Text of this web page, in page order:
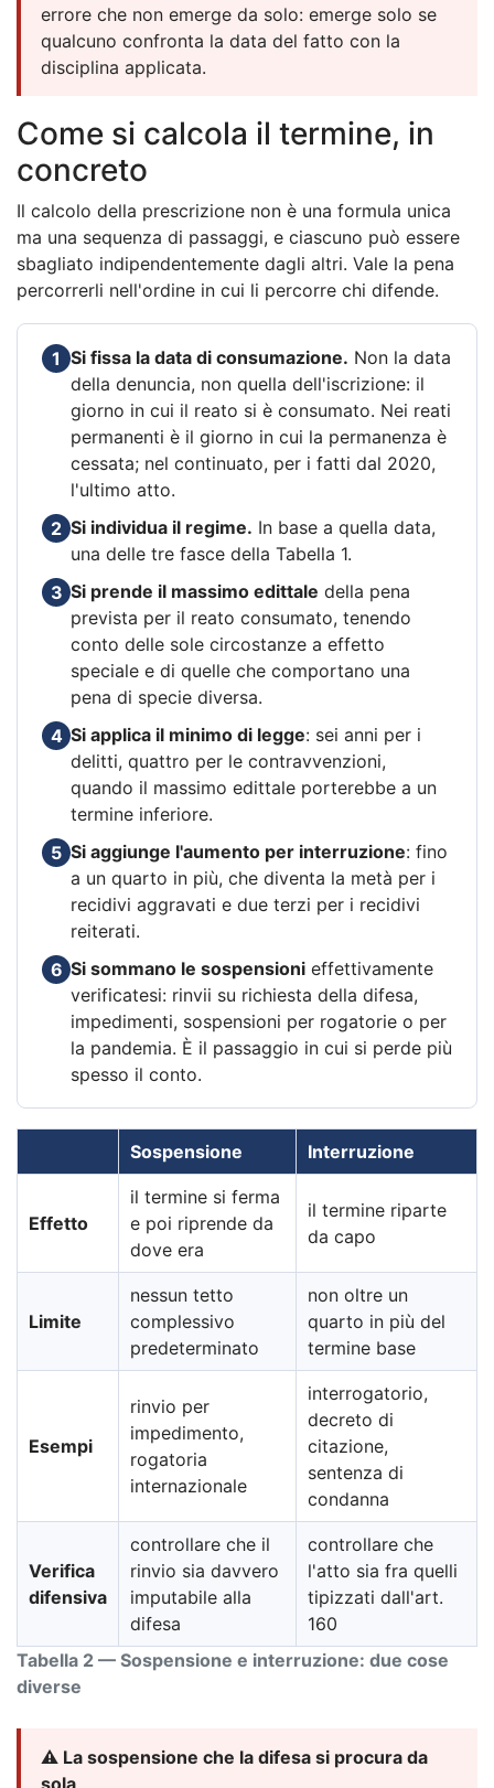
errore che non emerge da solo: emerge solo se
qualcuno confronta la data del fatto con la
disciplina applicata.
Come si calcola il termine, in
concreto
Il calcolo della prescrizione non è una formula unica
ma una sequenza di passaggi, e ciascuno può essere
sbagliato indipendentemente dagli altri. Vale la pena
percorrerli nell'ordine in cui li percorre chi difende.
1 Si fissa la data di consumazione. Non la data
della denuncia, non quella dell'iscrizione: il
giorno in cui il reato si è consumato. Nei reati
permanenti è il giorno in cui la permanenza è
cessata; nel continuato, per i fatti dal 2020,
l'ultimo atto.
2 Si individua il regime. In base a quella data,
una delle tre fasce della Tabella 1.
3 Si prende il massimo edittale della pena
prevista per il reato consumato, tenendo
conto delle sole circostanze a effetto
speciale e di quelle che comportano una
pena di specie diversa.
4 Si applica il minimo di legge: sei anni per i
delitti, quattro per le contravvenzioni,
quando il massimo edittale porterebbe a un
termine inferiore.
5 Si aggiunge l'aumento per interruzione: fino
a un quarto in più, che diventa la metà per i
recidivi aggravati e due terzi per i recidivi
reiterati.
6 Si sommano le sospensioni effettivamente
verificatesi: rinvii su richiesta della difesa,
impedimenti, sospensioni per rogatorie o per
la pandemia. È il passaggio in cui si perde più
spesso il conto.
Tabella 2 — Sospensione e interruzione: due cose
diverse
Sospensione Interruzione
Effetto
il termine si ferma
e poi riprende da
dove era
il termine riparte
da capo
Limite
nessun tetto
complessivo
predeterminato
non oltre un
quarto in più del
termine base
Esempi
rinvio per
impedimento,
rogatoria
internazionale
interrogatorio,
decreto di
citazione,
sentenza di
condanna
Verifica
difensiva
controllare che il
rinvio sia davvero
imputabile alla
difesa
controllare che
l'atto sia fra quelli
tipizzati dall'art.
160
⚠️ La sospensione che la difesa si procura da
sola